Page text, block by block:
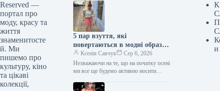
Reserved —
портал про
моду, красу та
життя
знаменитосте
й. Ми
пишемо про
культуру, кіно
та цікаві
колекції,
5 пар взуття, які
повертаються в модні образи
з приходом осені
Ксенія Савчук
Сер 6, 2026
Незважаючи на те, що на початку осені
ми все ще будемо активно носити
матимемо…
и